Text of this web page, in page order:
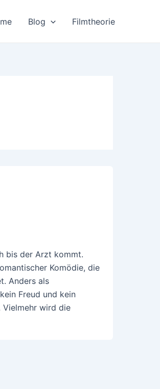
Blog Filmtheorie
bis der Arzt kommt.
Komödie, die
Anders als
Freud und kein
Vielmehr wird die